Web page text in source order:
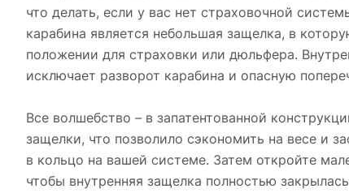
что делать, если у вас нет страховочной
карабина является небольшая защелка, в
положении для страховки или дюльфера.
исключает разворот карабина и опасную
Все волшебство – в запатентованной
защелки, что позволило сэкономить на весе и
в кольцо на вашей системе. Затем откройте
чтобы внутренняя защелка полностью